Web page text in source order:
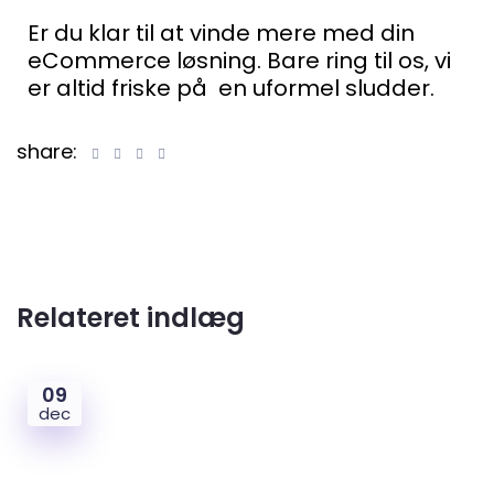
Er du klar til at vinde mere med din
eCommerce løsning. Bare ring til os, vi
er altid friske på en uformel sludder.
share:
Relateret indlæg
09
dec